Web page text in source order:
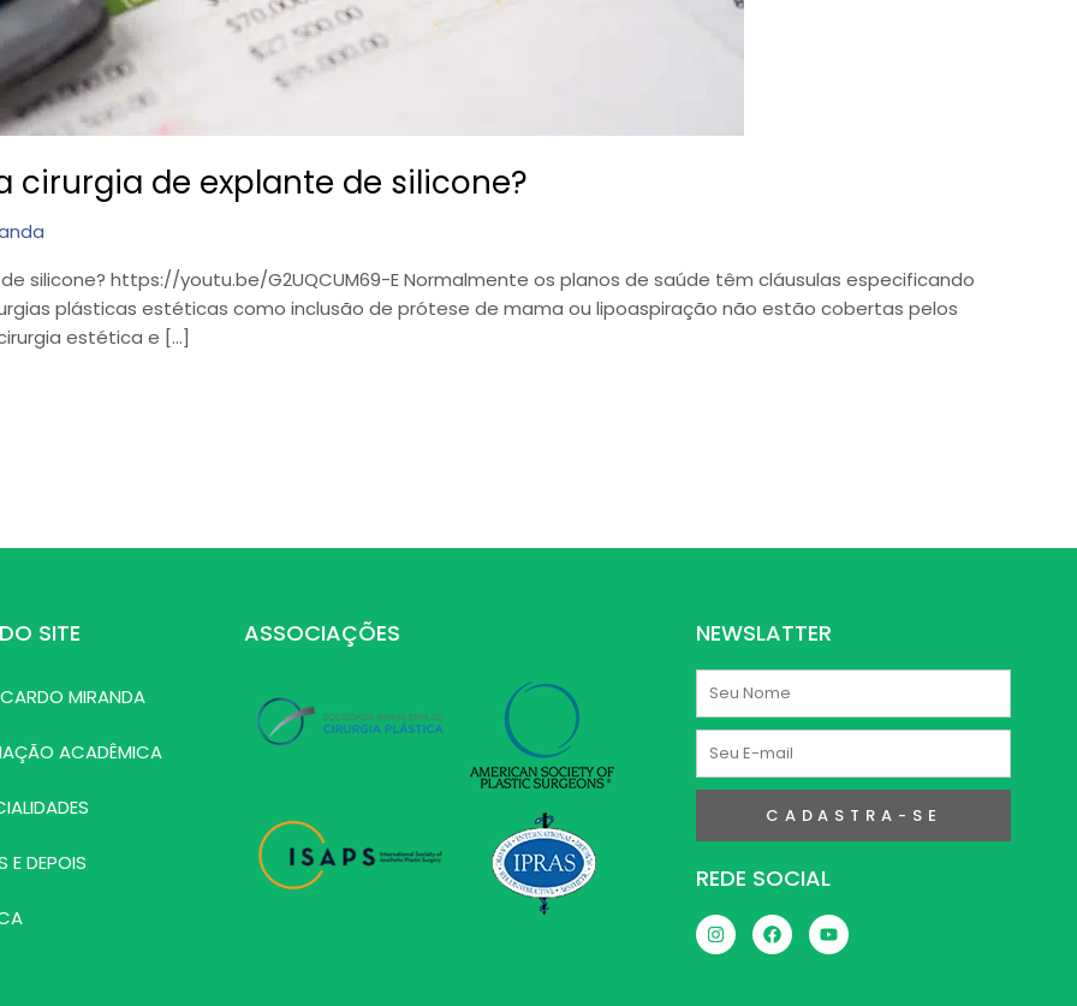
cirurgia de explante de silicone?
silicone? https://youtu.be/G2UQCUM69-E Normalmente os planos de saúde têm cláusulas especificando
plásticas estéticas como inclusão de prótese de mama ou lipoaspiração não estão cobertas pelos
estética e […]
SITE
MIRANDA
ACADÊMICA
E DEPOIS
ASSOCIAÇÕES NEWSLATTER
Nome
E-
mail
CADASTRA-SE
REDE SOCIAL
I
n
s
F
a
c
Y
o
u